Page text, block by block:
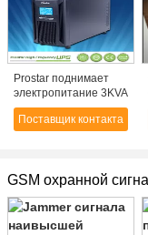
Prostar поднимает
электропитание 3KVA
Поставщик контакта
GSM охранной